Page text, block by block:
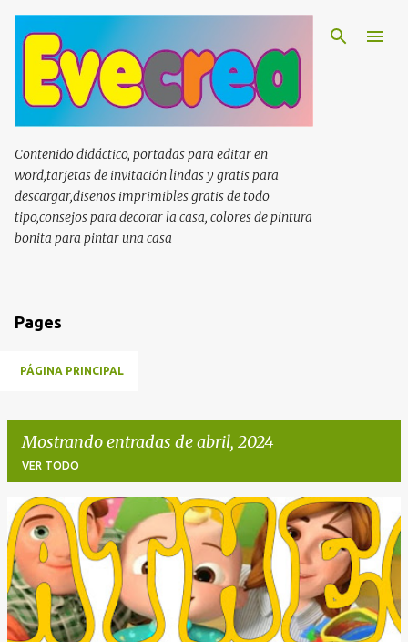
Contenido didáctico, portadas para editar en
word,tarjetas de invitación lindas y gratis para
descargar,diseños imprimibles gratis de todo
tipo,consejos para decorar la casa, colores de pintura
bonita para pintar una casa
Pages
PÁGINA PRINCIPAL
Mostrando entradas de abril, 2024
VER TODO
E
n
r
a